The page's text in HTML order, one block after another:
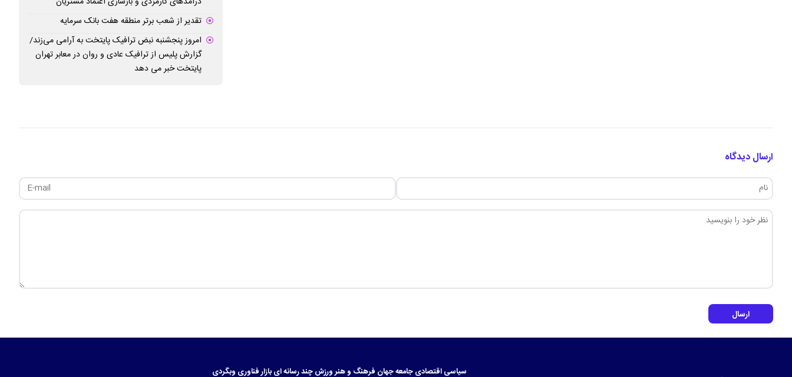
تقدیر از شعب برتر منطقه هفت بانک سرمایه
امروز پنجشنبه نبض ترافیک پایتخت به آرامی می‌زند/
گزارش پلیس از ترافیک عادی و روان در معابر تهران
پایتخت خبر می دهد
ارسال دیدگاه
ارسال
سیاسیاقتصادیجامعهجهان فرهنگ و هنرورزشچند رسانه ایبازارفناوری وبگردی